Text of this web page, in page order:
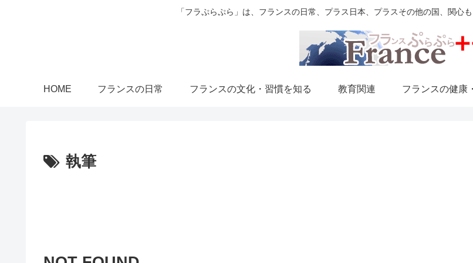
「フラぷらぷら」は、フランスの日常、プラス日本、プラスその他の国、関心
HOME フランスの日常 フランスの文化・習慣を知る 教育関連 フランスの健康
執筆